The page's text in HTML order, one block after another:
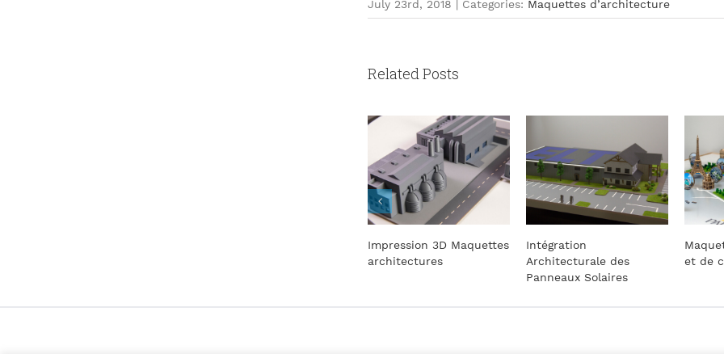
July 23rd, 2018 | Categories: Maquettes d’architecture
Related Posts
Impression 3D Maquettes
Intégration
Architecturale des
Maquettes – Objets d’art
et de collection